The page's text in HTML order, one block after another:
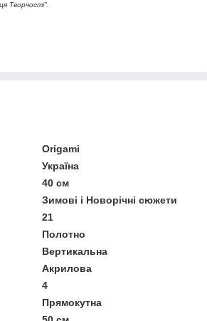
Творчості".
Origami
Україна
40 см
Зимові і Новорічні сюжети
21
Полотно
Вертикальна
Акрилова
4
Прямокутна